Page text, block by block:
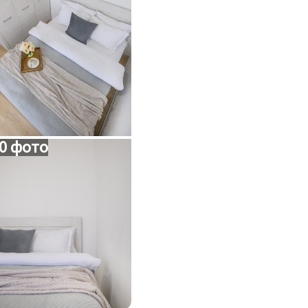
фото